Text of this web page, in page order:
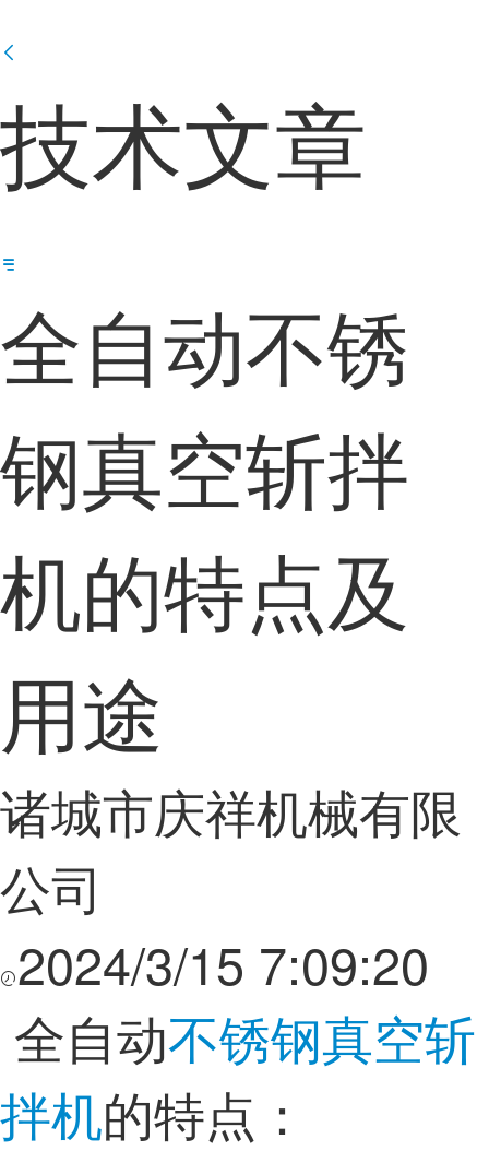
技术文章
全自动不锈
钢真空斩拌
机的特点及
用途
诸城市庆祥机械有限
公司
2024/3/15 7:09:20
全自动不锈钢真空斩
拌机的特点：